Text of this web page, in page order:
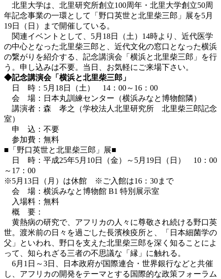
北里大学は、北里研究所創立100周年・北里大学創立50周
年記念事業の一環として「野口英世と北里柴三郎」展を5月
19日（日）まで開催している。
関連イベントとして、5月18日（土）14時より、近代医学
の中心となった北里柴三郎と、近代文化の窓口となった横浜
の繋がりを紹介する、記念講演会「横浜と北里柴三郎」を行
う。申し込みは不要。当日、お気軽にご来場下さい。
◆記念講演会「横浜と北里柴三郎」
日 時：5月18日（土） 14：00～16：00
会 場：日本丸訓練センター（横浜みなと博物館隣）
講演者：森 孝之（学校法人北里研究所 北里柴三郎記念
室）
申 込：不要
参加費：無料
■「野口英世と北里柴三郎」展■
日 時：平成25年5月10日（金）～5月19日（日） 10：00
～17：00
※5月13日（月）は休館 ※ご入館は16：30まで
会 場：横浜みなと博物館 B1 特別展示室
入場料：無料
概 要：
黄熱病の研究で、アフリカの人々に尊敬され続ける野口英
世。渡米前の日々を過ごした長濱検疫所と、「日本細菌学の
父」といわれ、野口を支えた北里柴三郎を深く知ることによ
って、知られざる三者の不思議な「縁」に触れる。
6月1日～3日、日本政府が国際連合・世界銀行などと共催
し、アフリカの開発をテーマとする国際的な政策フォーラム